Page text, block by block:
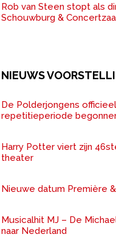
Rob van Steen stopt als
Schouwburg &
NIEUWS
De Polderjongens
repetitieperiode
Harry Potter viert zijn
theater
Nieuwe datum Première
Musicalhit MJ – De
naar Nederland